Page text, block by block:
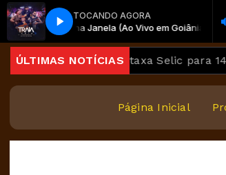
VIDAL com OSNILDO VIDALOSNILDO VIDAL com
TOCANDO AGORA
na Janela (Ao Vivo em Goiânia)Traia Véia -
com Exemplo de locutorTARDE SHOW com
ÚLTIMAS NOTÍCIAS
Copom baixa taxa Selic para 14% ao
Página Inicial